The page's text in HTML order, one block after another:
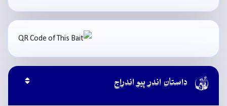
 داستان اندر ٻيو اندراج